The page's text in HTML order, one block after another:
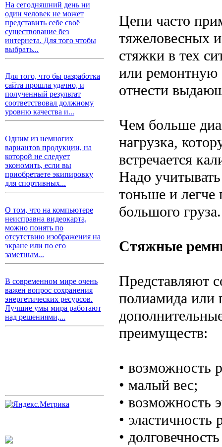
На сегодняшний день ни
один человек не может
представить себе своё
существование без
интернета. Для того чтобы
выбрать...
Для того, что бы разработка
сайта прошла удачно, и
полученный результат
соответствовал должному
уровню качества и...
Одним из немногих
вариантов продукции, на
которой не следует
экономить, если вы
приобретаете экипировку
для спортивных...
О том, что на компьютере
неисправна видеокарта,
можно понять по
отсутствию изображения на
экране или по его
заметным...
В современном мире очень
важен вопрос сохранения
энергетических ресурсов.
Лучшие умы мира работают
над решениями,...
Цепи часто
тяжеловесных
стяжки в тех
или ремонтную
отнести
Чем больше
нагрузка,
встречается
Надо
тоньше и легче
большого груза.
Стяжные
Представляют
полиамида или
преимуществ:
• возможность
• малый вес;
• возможность
• эластичность
•